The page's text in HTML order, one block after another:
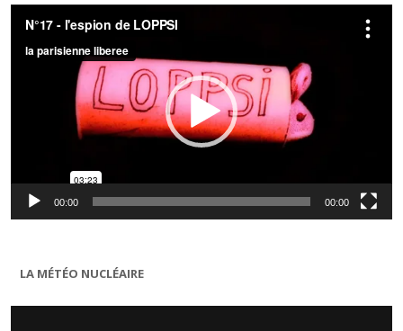
Lecteur
vidéo
00:00 00:00
LA MÉTÉO NUCLÉAIRE
Lecteur